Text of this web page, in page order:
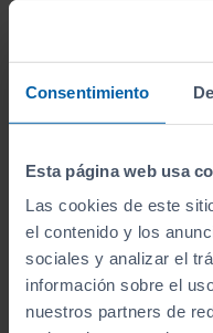
Consentimiento
Esta página web usa
Las cookies de este
el contenido y los
sociales y analizar el
información sobre el
nuestros partners de
Pruébalo
Dispones de 15
vehículo. Si no te